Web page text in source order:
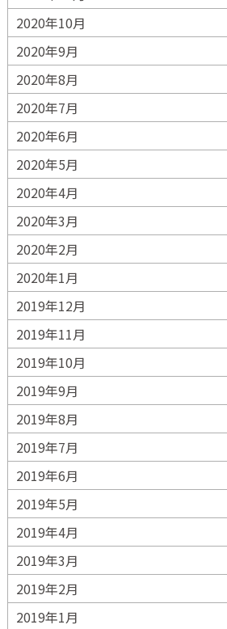
2020年10月
2020年9月
2020年8月
2020年7月
2020年6月
2020年5月
2020年4月
2020年3月
2020年2月
2020年1月
2019年12月
2019年11月
2019年10月
2019年9月
2019年8月
2019年7月
2019年6月
2019年5月
2019年4月
2019年3月
2019年2月
2019年1月